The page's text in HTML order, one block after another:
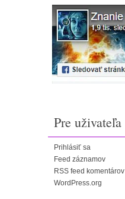
Pre uživateľa
Prihlásiť sa
Feed záznamov
RSS feed komentárov
WordPress.org